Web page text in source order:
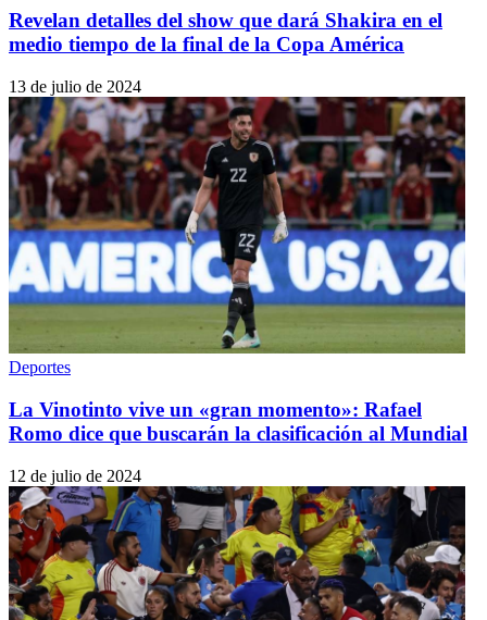
Revelan detalles del show que dará Shakira en el
medio tiempo de la final de la Copa América
13 de julio de 2024
Deportes
La Vinotinto vive un «gran momento»: Rafael
Romo dice que buscarán la clasificación al Mundial
12 de julio de 2024